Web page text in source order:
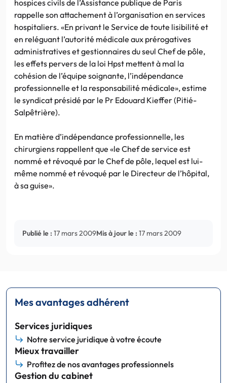
hospices civils de l’Assistance publique de Paris
rappelle son attachement à l’organisation en services
hospitaliers. «En privant le Service de toute lisibilité et
en reléguant l’autorité médicale aux prérogatives
administratives et gestionnaires du seul Chef de pôle,
les effets pervers de la loi Hpst mettent à mal la
cohésion de l’équipe soignante, l’indépendance
professionnelle et la responsabilité médicale», estime
le syndicat présidé par le Pr Edouard Kieffer (Pitié-
Salpêtrière).
En matière d’indépendance professionnelle, les
chirurgiens rappellent que «le Chef de service est
nommé et révoqué par le Chef de pôle, lequel est lui-
même nommé et révoqué par le Directeur de l’hôpital,
à sa guise».
Publié le : 17 mars 2009Mis à jour le : 17 mars 2009
Mes avantages adhérent
Services juridiques
Notre service juridique à votre écoute
Mieux travailler
Profitez de nos avantages professionnels
Gestion du cabinet